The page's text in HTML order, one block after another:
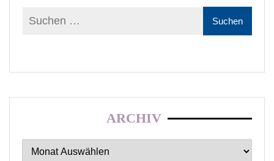
ARCHIV
Archiv